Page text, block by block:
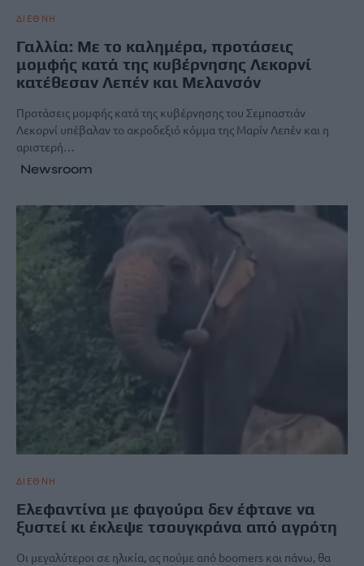
ΔΙΕΘΝΗ
Γαλλία: Με το καλημέρα, προτάσεις
μομφής κατά της κυβέρνησης Λεκορνί
κατέθεσαν Λεπέν και Μελανσόν
Προτάσεις μομφής κατά της κυβέρνησης του Σεμπαστιάν
Λεκορνί υπέβαλαν το ακροδεξιό κόμμα της Μαρίν Λεπέν και η
αριστερή…
Newsroom
ΔΙΕΘΝΗ
Ελεφαντίνα με φαγούρα δεν έφτανε να
ξυστεί κι έκλεψε τσουγκράνα από αγρότη
Οι μεγαλύτεροι σε ηλικία, ας πούμε από boomers και πάνω, θα